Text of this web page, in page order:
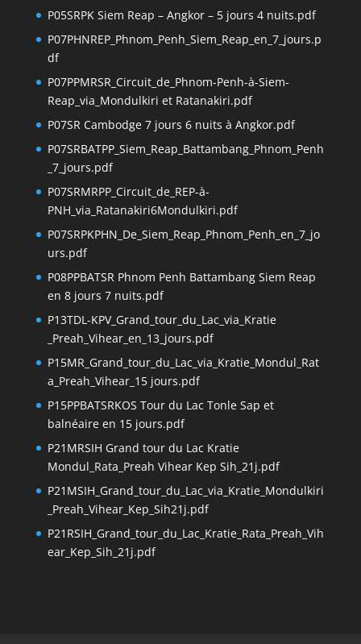
P05SRPK Siem Reap – Angkor – 5 jours 4 nuits.pdf
P07PHNREP_Phnom_Penh_Siem_Reap_en_7_jours.p
df
P07PPMRSR_Circuit_de_Phnom-Penh-à-Siem-
Reap_via_Mondulkiri et Ratanakiri.pdf
P07SR Cambodge 7 jours 6 nuits à Angkor.pdf
P07SRBATPP_Siem_Reap_Battambang_Phnom_Penh
_7_jours.pdf
P07SRMRPP_Circuit_de_REP-à-
PNH_via_Ratanakiri6Mondulkiri.pdf
P07SRPKPHN_De_Siem_Reap_Phnom_Penh_en_7_jo
urs.pdf
P08PPBATSR Phnom Penh Battambang Siem Reap
en 8 jours 7 nuits.pdf
P13TDL-KPV_Grand_tour_du_Lac_via_Kratie
_Preah_Vihear_en_13_jours.pdf
P15MR_Grand_tour_du_Lac_via_Kratie_Mondul_Rat
a_Preah_Vihear_15 jours.pdf
P15PPBATSRKOS Tour du Lac Tonle Sap et
balnéaire en 15 jours.pdf
P21MRSIH Grand tour du Lac Kratie
Mondul_Rata_Preah Vihear Kep Sih_21j.pdf
P21MSIH_Grand_tour_du_Lac_via_Kratie_Mondulkiri
_Preah_Vihear_Kep_Sih21j.pdf
P21RSIH_Grand_tour_du_Lac_Kratie_Rata_Preah_Vih
ear_Kep_Sih_21j.pdf